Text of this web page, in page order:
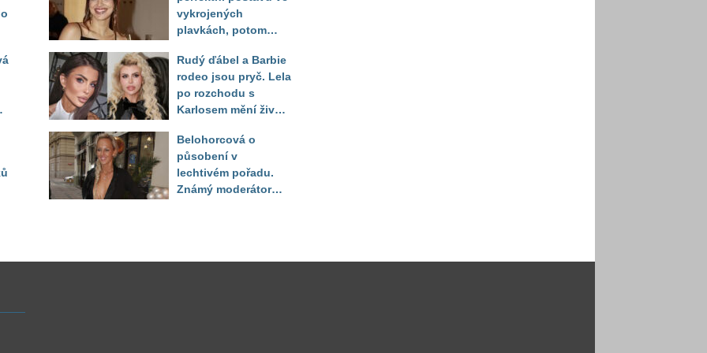
vykrojených
plavkách, potom
těla
Rudý ďábel a Barbie
rodeo jsou pryč. Lela
po rozchodu s
Karlosem mění život i
Sandeva
Belohorcová o
působení v
lechtivém pořadu.
Známý moderátor